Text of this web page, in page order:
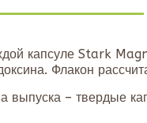
капсуле Stark
Флакон
выпуска – твердые